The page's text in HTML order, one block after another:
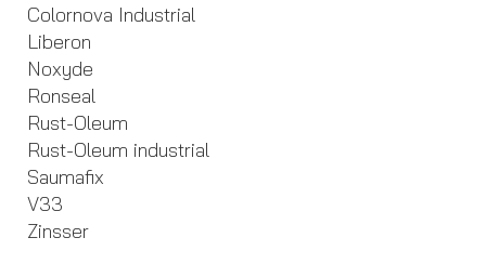
Colornova Industrial
Liberon
Noxyde
Ronseal
Rust-Oleum
Rust-Oleum industrial
Saumafix
V33
Zinsser